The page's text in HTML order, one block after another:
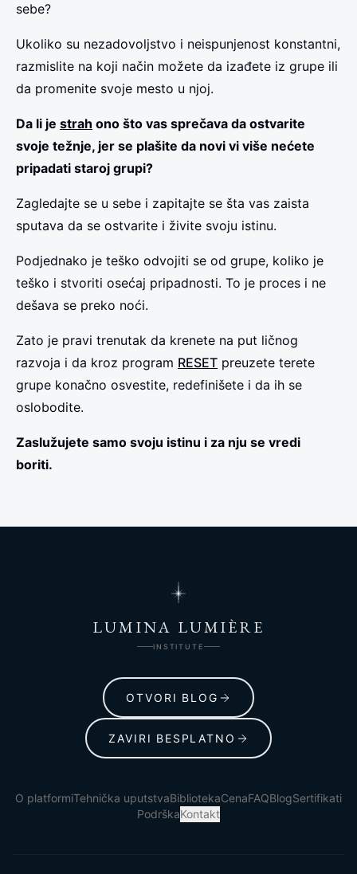
sebe?
Ukoliko su nezadovoljstvo i neispunjenost konstantni,
razmislite na koji način možete da izađete iz grupe ili
da promenite svoje mesto u njoj.
Da li je strah ono što vas sprečava da ostvarite
svoje težnje, jer se plašite da novi vi više nećete
pripadati staroj grupi?
Zagledajte se u sebe i zapitajte se šta vas zaista
sputava da se ostvarite i živite svoju istinu.
Podjednako je teško odvojiti se od grupe, koliko je
teško i stvoriti osećaj pripadnosti. To je proces i ne
dešava se preko noći.
Zato je pravi trenutak da krenete na put ličnog
razvoja i da kroz program RESET preuzete terete
grupe konačno osvestite, redefinišete i da ih se
oslobodite.
Zaslužujete samo svoju istinu i za nju se vredi
boriti.
LUMINA LUMIÈRE
INSTITUTE
OTVORI BLOG
ZAVIRI BESPLATNO
O platformiTehnička uputstvaBibliotekaCenaFAQBlogSertifikati
PodrškaKontakt